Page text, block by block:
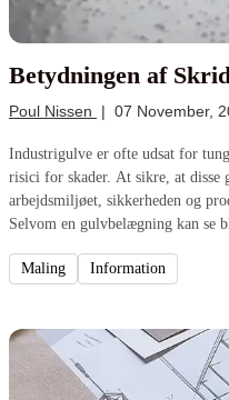
Betydningen af
Poul Nissen | 07 November,
Industrigulve er ofte udsat for
risici for skader. At sikre, at disse
arbejdsmiljøet, sikkerheden og
Selvom en gulvbelægning kan se
fedtstoffer. Dette er grunden til,
Maling Information